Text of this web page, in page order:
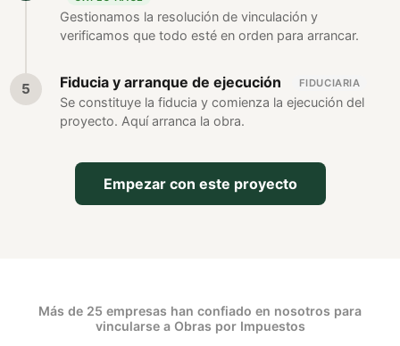
Gestionamos la resolución de vinculación y
verificamos que todo esté en orden para arrancar.
Fiducia y arranque de ejecución FIDUCIARIA
Se constituye la fiducia y comienza la ejecución del
proyecto. Aquí arranca la obra.
Empezar con este proyecto
Más de 25 empresas han confiado en nosotros para
vincularse a Obras por Impuestos